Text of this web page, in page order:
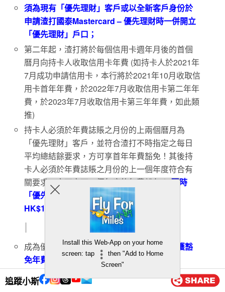
追蹤小斯
須為現有「優先理財」客戶或以全新客戶身份於
申請渣打國泰Mastercard–優先理財時一併開立
「優先理財」戶口；
第二年起，渣打將於每個信用卡週年月後的首個
曆月向持卡人收取信用卡年費 (如持卡人於2021年
7月成功申請信用卡，本行將於2021年10月收取信
用卡首年年費，於2022年7月收取信用卡第二年年
費，於2023年7月收取信用卡第三年年費，如此類
推)
持卡人必須於年費誌賬之月份的上兩個曆月為
「優先理財」客戶，並符合渣打不時指定之每日
平均總結餘要求，方可享首年年費豁免！其後持
卡人必須於年費誌賬之月份的上一個年度符合有
關要求，方可享下一個年度的年費豁免！(現時
「優先理財」客戶每日平均總結餘要求是
HK$1,000,000)
渣打國泰Mastercard-優先私人理財
成為優先私人理財客戶，並符合有關要求可獲豁
免年費HK$8,000
渣打將於發卡日起計第三個曆月向主卡持卡人收
取信用卡首年年費
Install this Web-App on your home
screen: tap
then "Add to Home
Screen"